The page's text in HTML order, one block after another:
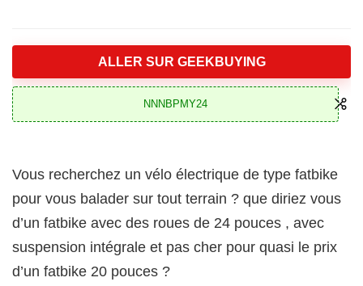
ALLER SUR GEEKBUYING
NNNBPMY24
Vous recherchez un vélo électrique de type fatbike
pour vous balader sur tout terrain ? que diriez vous
d’un fatbike avec des roues de 24 pouces , avec
suspension intégrale et pas cher pour quasi le prix
d’un fatbike 20 pouces ?